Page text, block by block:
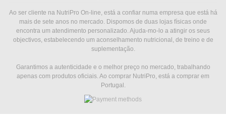
Ao ser cliente na NutriPro On-line, está a confiar numa empresa que está há
mais de sete anos no mercado. Dispomos de duas lojas físicas onde
encontra um atendimento personalizado. Ajuda-mo-lo a atingir os seus
objectivos, estabelecendo um aconselhamento nutricional, de treino e de
suplementação.
Garantimos a autenticidade e o melhor preço no mercado, trabalhando
apenas com produtos oficiais. Ao comprar NutriPro, está a comprar em
Portugal.